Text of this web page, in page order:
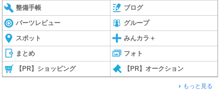
整備手帳 ブログ
パーツレビュー グループ
スポット みんカラ＋
まとめ フォト
【PR】ショッピング 【PR】オークション
もっと見る